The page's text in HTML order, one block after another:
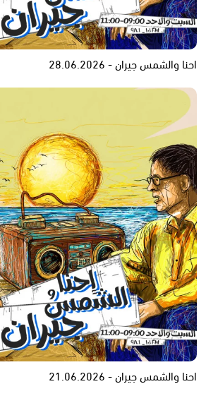
احنا والشمس جيران - 28.06.2026
احنا والشمس جيران - 21.06.2026